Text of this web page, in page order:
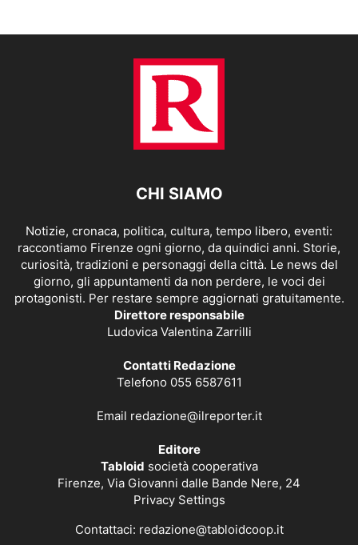
CHI SIAMO
Notizie, cronaca, politica, cultura, tempo libero, eventi:
raccontiamo Firenze ogni giorno, da quindici anni. Storie,
curiosità, tradizioni e personaggi della città. Le news del
giorno, gli appuntamenti da non perdere, le voci dei
protagonisti. Per restare sempre aggiornati gratuitamente.
Direttore responsabile
Ludovica Valentina Zarrilli
Contatti Redazione
Telefono 055 6587611
Email redazione@ilreporter.it
Editore
Tabloid società cooperativa
Firenze, Via Giovanni dalle Bande Nere, 24
Privacy Settings
Contattaci: redazione@tabloidcoop.it